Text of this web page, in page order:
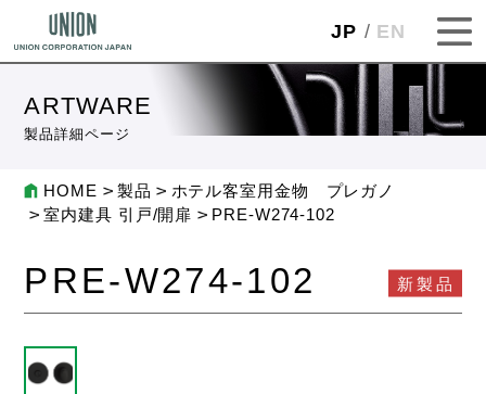
JP EN
ARTWARE
製品詳細ページ
HOME 製品
ホテル客室用金物 プレガノ
室内建具 引戸/開扉
PRE-W274-102
PRE-W274-102 新製品